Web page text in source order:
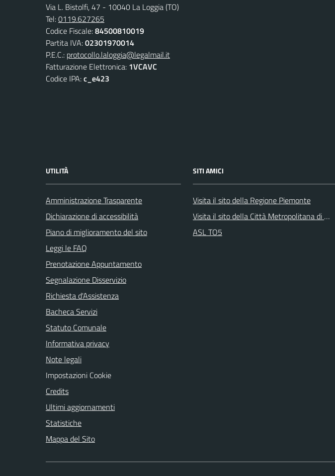
Via L. Bistolfi, 47 - 10040 La Loggia (TO)
Tel:0119.627265
Codice Fiscale:84500810019
Partita IVA:02301970014
P.E.C.: protocollo.laloggia@legalmail.it
Fatturazione Elettronica: 1VCAVC
Codice IPA:c_e423
UTILITÀ
Amministrazione Trasparente
Dichiarazione di accessibilità
Piano di miglioramento del sito
Leggi le FAQ
Prenotazione Appuntamento
Segnalazione Disservizio
Richiesta d'Assistenza
Bacheca Servizi
Statuto Comunale
Informativa privacy
Note legali
Impostazioni Cookie
Credits
Ultimi aggiornamenti
Statistiche
Mappa del Sito
SITI AMICI
Visita il sito della Regione Piemonte
Visita il sito della Città Metropolitana di
ASL TO5